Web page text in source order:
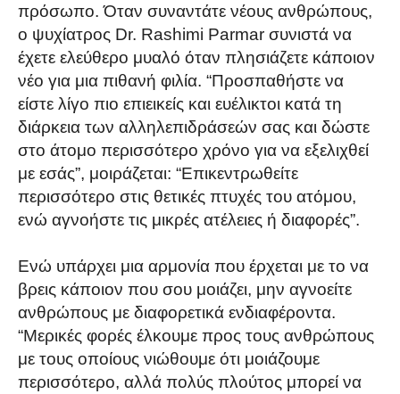
πρόσωπο. Όταν συναντάτε νέους ανθρώπους,
ο ψυχίατρος Dr. Rashimi Parmar συνιστά να
έχετε ελεύθερο μυαλό όταν πλησιάζετε κάποιον
νέο για μια πιθανή φιλία. “Προσπαθήστε να
είστε λίγο πιο επιεικείς και ευέλικτοι κατά τη
διάρκεια των αλληλεπιδράσεών σας και δώστε
στο άτομο περισσότερο χρόνο για να εξελιχθεί
με εσάς”, μοιράζεται: “Επικεντρωθείτε
περισσότερο στις θετικές πτυχές του ατόμου,
ενώ αγνοήστε τις μικρές ατέλειες ή διαφορές”.
Ενώ υπάρχει μια αρμονία που έρχεται με το να
βρεις κάποιον που σου μοιάζει, μην αγνοείτε
ανθρώπους με διαφορετικά ενδιαφέροντα.
“Μερικές φορές έλκουμε προς τους ανθρώπους
με τους οποίους νιώθουμε ότι μοιάζουμε
περισσότερο, αλλά πολύς πλούτος μπορεί να